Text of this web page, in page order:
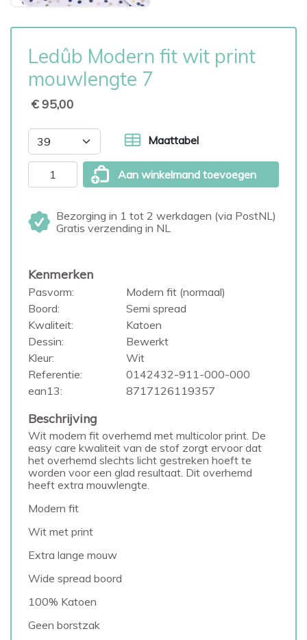
Ledûb Modern fit wit print
mouwlengte 7
€ 95,00
Maattabel
Aan winkelmand toevoegen
Bezorging in 1 tot 2 werkdagen (via PostNL)
Gratis verzending in NL
Kenmerken
Pasvorm:
Modern fit (normaal)
Boord:
Semi spread
Kwaliteit:
Katoen
Dessin:
Bewerkt
Kleur:
Wit
Referentie:
0142432-911-000-000
ean13:
8717126119357
Beschrijving
Wit modern fit overhemd met multicolor print. De
easy care kwaliteit van de stof zorgt ervoor dat
het overhemd slechts licht gestreken hoeft te
worden voor een glad resultaat. Dit overhemd
heeft extra mouwlengte.
Modern fit
Wit met print
Extra lange mouw
Wide spread boord
100% Katoen
Geen borstzak